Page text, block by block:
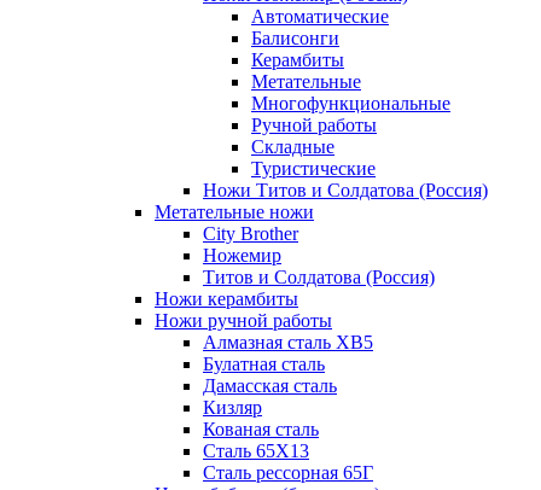
Автоматические
Балисонги
Керамбиты
Метательные
Многофункциональные
Ручной работы
Складные
Туристические
Ножи Титов и Солдатова (Россия)
Метательные ножи
City Brother
Ножемир
Титов и Солдатова (Россия)
Ножи керамбиты
Ножи ручной работы
Алмазная сталь ХВ5
Булатная сталь
Дамасская сталь
Кизляр
Кованая сталь
Сталь 65Х13
Сталь рессорная 65Г